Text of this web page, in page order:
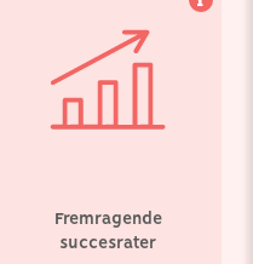
Fremragende
succesrater
fra hele
til en
og
din